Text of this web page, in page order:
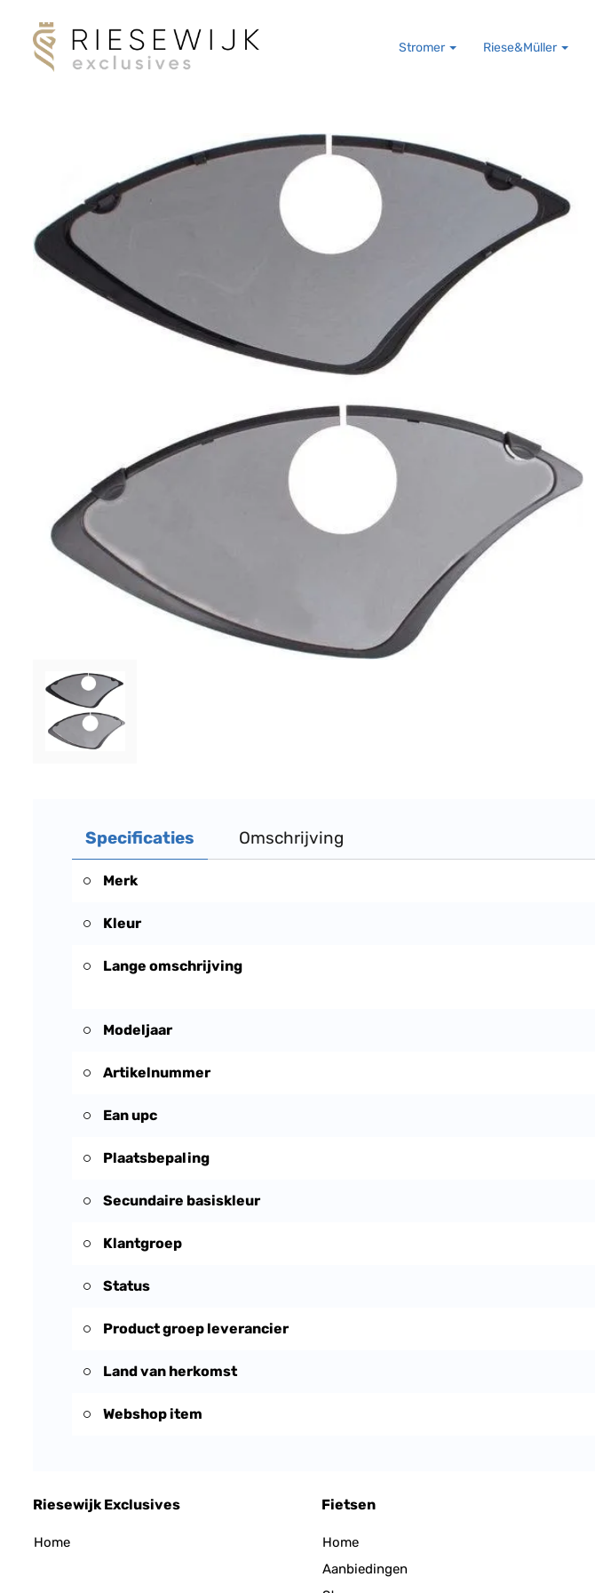
Stromer Riese&Müller
Specificaties Omschrijving
Merk
Kleur
Lange omschrijving
Modeljaar
Artikelnummer
Ean upc
Plaatsbepaling
Secundaire basiskleur
Klantgroep
Status
Product groep leverancier
Land van herkomst
Webshop item
Riesewijk Exclusives
Home
Fietsen
Home
Aanbiedingen